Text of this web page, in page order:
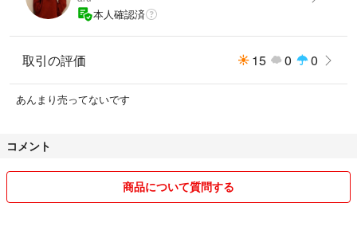
本人確認済
取引の評価 15 0 0
あんまり売ってないです
コメント
商品について質問する